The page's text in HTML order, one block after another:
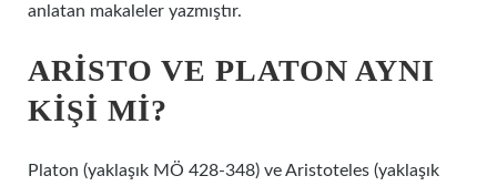
anlatan makaleler yazmıştır.
ARISTO VE PLATON AYNI
KIŞI MI?
Platon (yaklaşık MÖ 428-348) ve Aristoteles (yaklaşık